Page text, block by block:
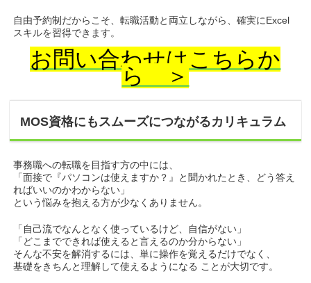
自由予約制だからこそ、転職活動と両立しながら、確実にExcel
スキルを習得できます。
お問い合わせはこちらか
ら ＞
MOS資格にもスムーズにつながるカリキュラム
事務職への転職を目指す方の中には、
「面接で『パソコンは使えますか？』と聞かれたとき、どう答え
ればいいのかわからない」
という悩みを抱える方が少なくありません。
「自己流でなんとなく使っているけど、自信がない」
「どこまでできれば使えると言えるのか分からない」
そんな不安を解消するには、単に操作を覚えるだけでなく、
基礎をきちんと理解して使えるようになる ことが大切です。